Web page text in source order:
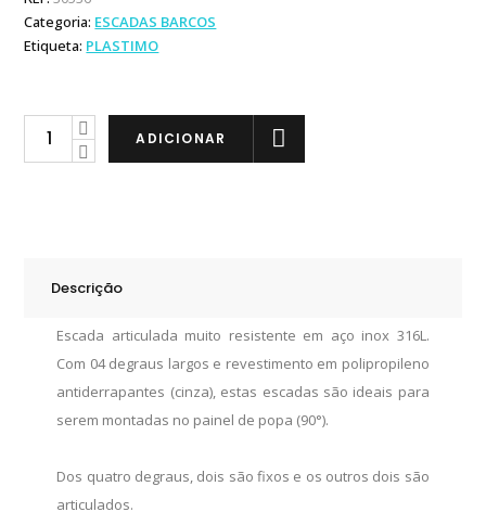
Categoria: ESCADAS BARCOS
Etiqueta: PLASTIMO
Plastimo
ADICIONAR
Descrição
Escada articulada muito resistente em aço inox 316L.
Com 04 degraus largos e revestimento em polipropileno
antiderrapantes (cinza), estas escadas são ideais para
serem montadas no painel de popa (90°).
Dos quatro degraus, dois são fixos e os outros dois são
articulados.